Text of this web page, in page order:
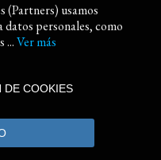
(Partners) usamos
datos personales, como
...Ver más
COOKIES